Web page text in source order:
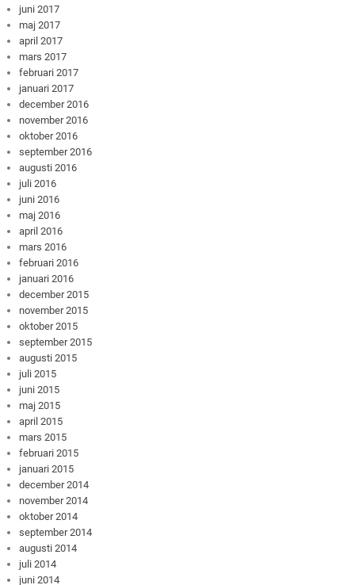
juni 2017
maj 2017
april 2017
mars 2017
februari 2017
januari 2017
december 2016
november 2016
oktober 2016
september 2016
augusti 2016
juli 2016
juni 2016
maj 2016
april 2016
mars 2016
februari 2016
januari 2016
december 2015
november 2015
oktober 2015
september 2015
augusti 2015
juli 2015
juni 2015
maj 2015
april 2015
mars 2015
februari 2015
januari 2015
december 2014
november 2014
oktober 2014
september 2014
augusti 2014
juli 2014
juni 2014